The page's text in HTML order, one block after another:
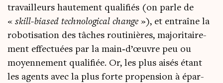
tra­vailleurs hau­te­ment qua­li­fiés (on parle de
« skill-bia­sed tech­no­lo­gi­cal change »), et entraîne la
robo­ti­sa­tion des tâches rou­ti­nières, majo­ri­tai­re­
ment effec­tuées par la main‑d’œuvre peu ou
moyen­ne­ment qua­li­fiée. Or, les plus aisés étant
les agents avec la plus forte pro­pen­sion à épar­